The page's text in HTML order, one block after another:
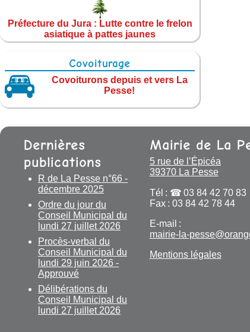
Préfecture du Jura : Lutte contre le frelon
asiatique à pattes jaunes
Covoiturage
Covoiturons depuis et vers La
Pesse!
Dernières
publications
R de La Pesse n°66 -
décembre 2025
Ordre du jour du
Conseil Municipal du
lundi 27 juillet 2026
Procès-verbal du
Conseil Municipal du
lundi 29 juin 2026 -
Approuvé
Délibérations du
Conseil Municipal du
lundi 27 juillet 2026
Mairie de La
5 rue de l’Épicéa
39370 La Pesse
Tél :
03 84 42 70 83
Fax : 03 84 42 78 44
E-mail :
mairie-la-
Mentions légales